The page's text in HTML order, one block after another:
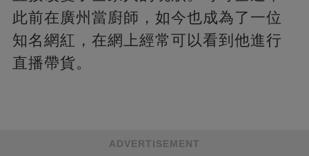
此前在廣州當廚師，如今也成為了一位
知名網紅，在網上經常可以看到他進行
直播帶貨。
ADVERTISEMENT